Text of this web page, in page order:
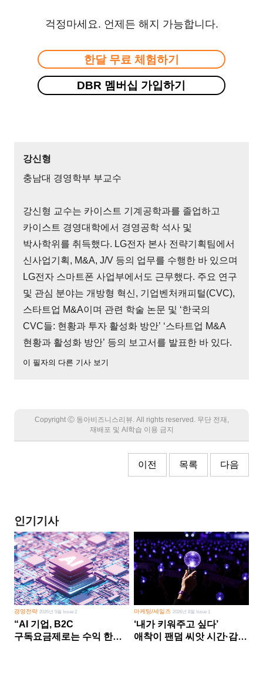
걱정마세요. 언제든 해지 가능합니다.
한달 무료 체험하기
DBR 멤버십 가입하기
강신형
충남대 경영학부 부교수
강신형 교수는 카이스트 기계공학과를 졸업하고
카이스트 경영대학에서 경영공학 석사 및
박사학위를 취득했다. LG전자 본사 전략기획팀에서
신사업기획, M&A, J/V 등의 업무를 수행한 바 있으며
LG전자 스마트폰 사업부에서도 근무했다. 주요 연구
및 관심 분야는 개방형 혁신, 기업벤처캐피털(CVC),
스타트업 M&A이며 관련 학술 논문 및 ‘한국의
CVC들: 현황과 투자 활성화 방안’ ‘스타트업 M&A
현황과 활성화 방안’ 등의 보고서를 발표한 바 있다.
이 필자의 다른 기사 보기
Copyright Ⓒ 동아비즈니스리뷰. All rights reserved. 무단 전재,
재배포 및 AI학습 이용 금지
이전 목록 다음
인기기사
경영전략 2026년 5월 Issue 2
“AI 기업, B2C
구독요금제로는 수익 한계
마케팅/세일즈 2026년 8월 Issue 1
‘내가 키워주고 싶다’
애착이 팬덤 씨앗 시간·감정